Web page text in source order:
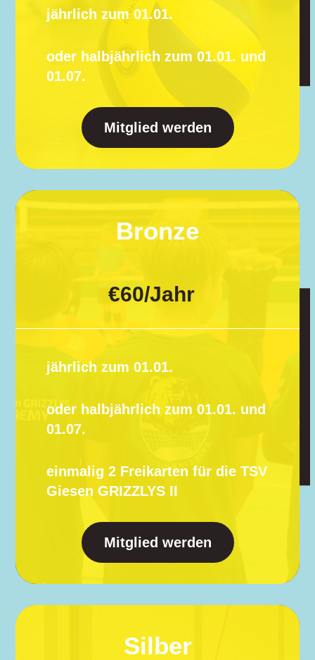
jährlich zum 01.01.
oder halbjährlich zum 01.01. und
01.07.
Mitglied werden
Bronze
€60/Jahr
jährlich zum 01.01.
oder halbjährlich zum 01.01. und
01.07.
einmalig 2 Freikarten für die TSV
Giesen GRIZZLYS II
Mitglied werden
Silber